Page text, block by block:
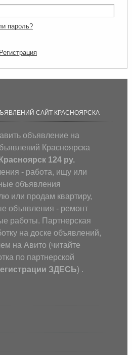
пароль?
Регистрация
САЙТ КРАСНОЯРСКА
объявление на
Красноярска
Красноярск 124 ру.
- работа, ищу или
объявления
или продам квартиру,
объявления - ремонт
работы. Партнерская
на доске объявлений,
на Авито (читайте
по партнерской
ЗДЕСЬ) .